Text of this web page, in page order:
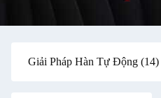
Giải Pháp Hàn Tự Động (14)